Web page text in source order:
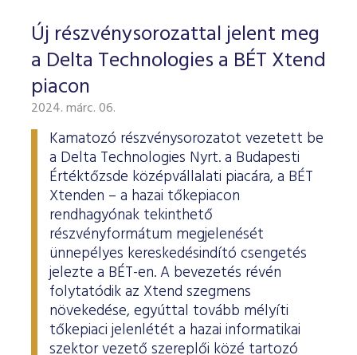
Új részvénysorozattal jelent meg
a Delta Technologies a BÉT Xtend
piacon
2024. márc. 06.
Kamatozó részvénysorozatot vezetett be
a Delta Technologies Nyrt. a Budapesti
Értéktőzsde középvállalati piacára, a BÉT
Xtenden – a hazai tőkepiacon
rendhagyónak tekinthető
részvényformátum megjelenését
ünnepélyes kereskedésindító csengetés
jelezte a BÉT-en. A bevezetés révén
folytatódik az Xtend szegmens
növekedése, egyúttal tovább mélyíti
tőkepiaci jelenlétét a hazai informatikai
szektor vezető szereplői közé tartozó